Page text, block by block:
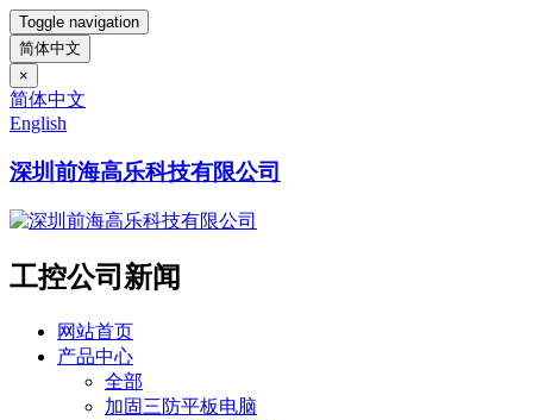
Toggle navigation
简体中文
×
简体中文
English
深圳前海高乐科技有限公司
工控公司新闻
网站首页
产品中心
全部
加固三防平板电脑